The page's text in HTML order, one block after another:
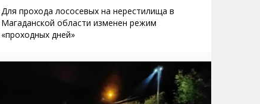
Для прохода лососевых на нерестилища в
Магаданской области изменен режим
«проходных дней»